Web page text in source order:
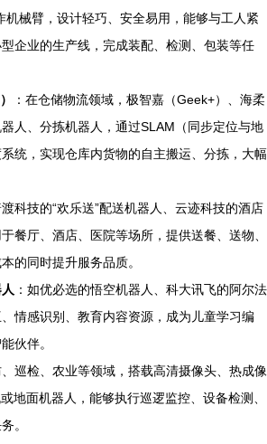
机械臂，设计轻巧、安全易用，能够与工人紧
企业的生产线，完成装配、检测、包装等任
：在仓储物流领域，极智嘉（Geek+）、海柔
人、分拣机器人，通过SLAM（同步定位与地
统，实现仓库内货物的自主搬运、分拣，大幅
渡科技的“欢乐送”配送机器人、云迹科技的酒店
餐厅、酒店、医院等场所，提供送餐、送物、
的同时提升服务品质。
：如优必选的悟空机器人、科大讯飞的阿尔法
情感识别、教育内容资源，成为儿童学习编
伙伴。
、巡检、农业等领域，搭载高清摄像头、热成像
地面机器人，能够执行巡逻监控、设备检测、
。